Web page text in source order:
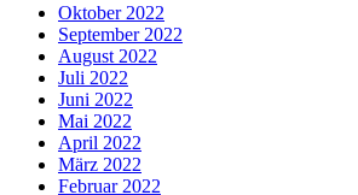
Oktober 2022
September 2022
August 2022
Juli 2022
Juni 2022
Mai 2022
April 2022
März 2022
Februar 2022